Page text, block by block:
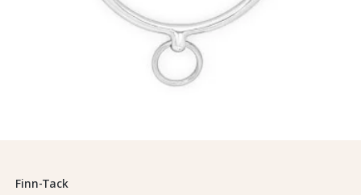
Finn-Tack